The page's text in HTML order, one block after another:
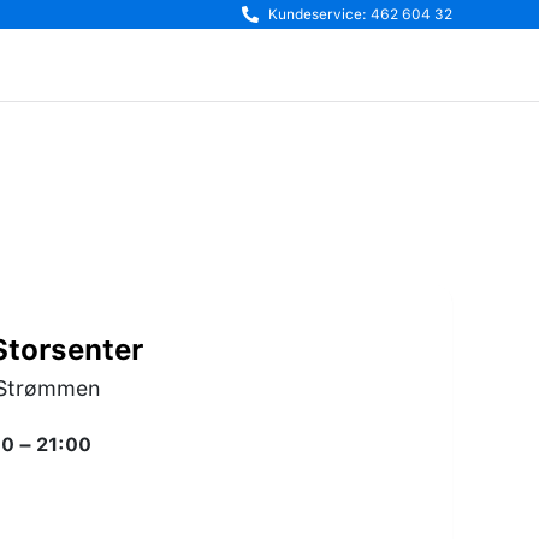
Kundeservice: 462 604 32
– 21:00